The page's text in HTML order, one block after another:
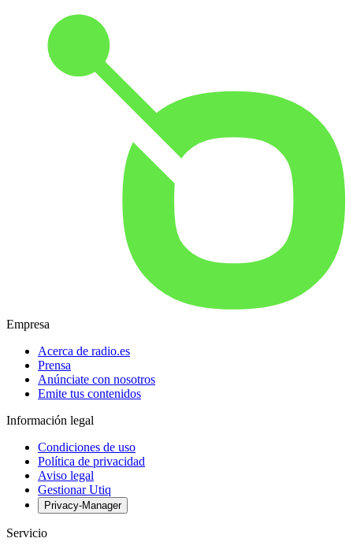
Empresa
Acerca de radio.es
Prensa
Anúnciate con nosotros
Emite tus contenidos
Información legal
Condiciones de uso
Política de privacidad
Aviso legal
Gestionar Utiq
Privacy-Manager
Servicio